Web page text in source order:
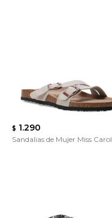
$ 1.290
Sandalias de Mujer Miss Carol